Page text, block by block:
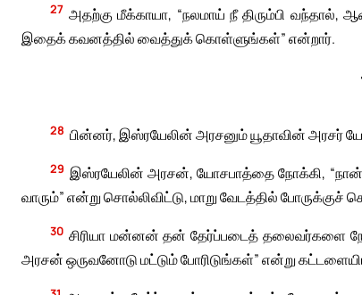
27 அதற்கு மீக்காயா, “நலமாய் நீ திரும்பி
இதைக் கவனத்தில் வைத்துக் கொள்ளுங்கள்” என்றார்.
28 பின்னர், இஸ்ரயேலின் அரசனும் யூதாவின் அரசர்
29 இஸ்ரயேலின் அரசன், யோசபாத்தை நோக்கி,
வாரும்” என்று சொல்லிவிட்டு, மாறு வேடத்தில் போருக்குச்
30 சிரியா மன்னன் தன் தேர்ப்படைத் தலைவர்களை
அரசன் ஒருவனோடு மட்டும் போரிடுங்கள்” என்று